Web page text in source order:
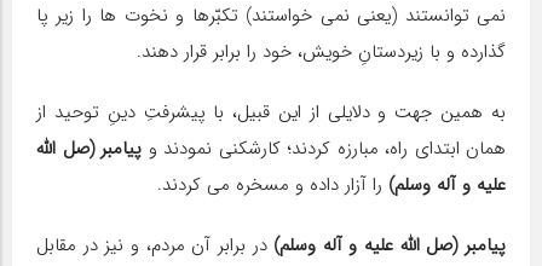
نمی توانستند (یعنی نمی خواستند) تكبّرها و نخوت ها را زیر پا
گذارده و با زیردستانِ خویش، خود را برابر قرار دهند.
به همین جهت و دلایلی از این قبیل، با پیشرفتِ دینِ توحید از
همان ابتدای راه، مبارزه كردند؛ كارشكنی نمودند و پیامبر (صل الله
علیه و آله وسلم) را آزار داده و مسخره می كردند.
پیامبر (صل الله علیه و آله وسلم) در برابر آن مردم، و نیز در مقابل